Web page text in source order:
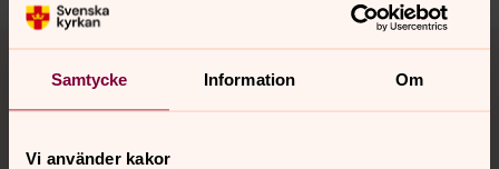
Samtycke Information Om
Vi använder kakor
Tillbaka till toppen
Tillbaka till innehållet
Kontakt